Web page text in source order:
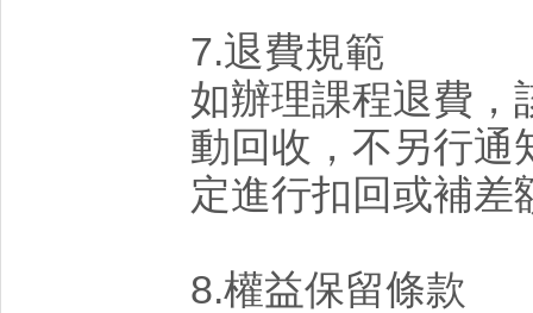
7.退費規範
如辦理課程退費，
動回收，不另行通
定進行扣回或補差
8.權益保留條款